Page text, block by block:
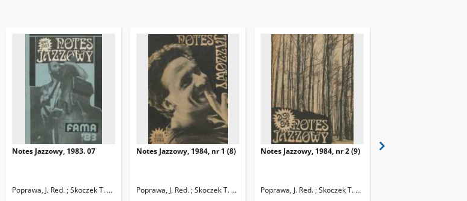
Notes Jazzowy, 1983. 07
Poprawa, J. Red. ; Skoczek T. Red.
Notes Jazzowy, 1984, nr 1 (8)
Poprawa, J. Red. ; Skoczek T. Red.
Notes Jazzowy, 1984, nr 2 (9)
Poprawa, J. Red. ; Skoczek T. Red.